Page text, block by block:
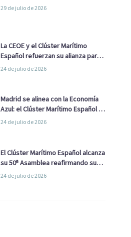
29 de julio de 2026
La CEOE y el Clúster Marítimo
Español refuerzan su alianza para
impulsar una estrategia Nacional
24 de julio de 2026
Madrid se alinea con la Economía
Azul: el Clúster Marítimo Español y
la Real Liga Naval avanzan alianzas
24 de julio de 2026
El Clúster Marítimo Español alcanza
su 50ª Asamblea reafirmando su
liderazgo en la Economía Azul
24 de julio de 2026